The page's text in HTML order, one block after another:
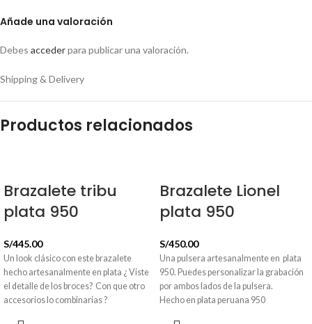
Añade una valoración
Debes accederpara publicar una valoración.
Shipping & Delivery
Productos relacionados
Brazalete tribu
plata 950
S/445.00
Un look clásico con este brazalete
hecho artesanalmente en plata ¿ Viste
el detalle de los broces? Con que otro
accesorios lo combinarias ?
Brazalete Lionel
plata 950
S/450.00
Una pulsera artesanalmente en plata
950. Puedes personalizar la grabación
por ambos lados de la pulsera.
Hecho en plata peruana 950